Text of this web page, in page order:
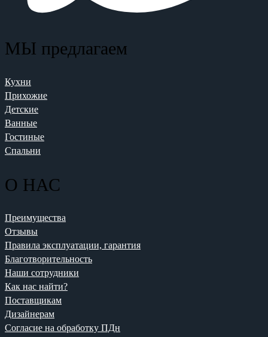
МЫ предлагаем
Кухни
Прихожие
Детские
Ванные
Гостиные
Спальни
О НАС
Преимущества
Отзывы
Правила эксплуатации, гарантия
Благотворительность
Наши сотрудники
Как нас найти?
Поставщикам
Дизайнерам
Согласие на обработку ПДн